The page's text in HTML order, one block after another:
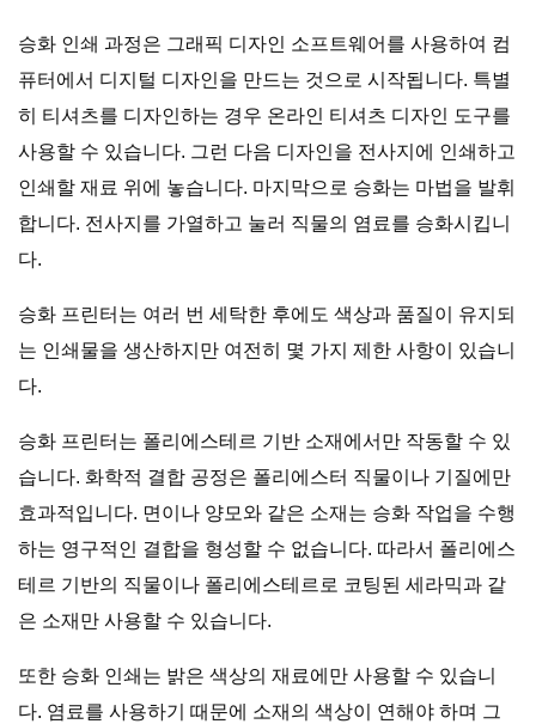
승화 인쇄 과정은 그래픽 디자인 소프트웨어를 사용하여 컴
퓨터에서 디지털 디자인을 만드는 것으로 시작됩니다. 특별
히 티셔츠를 디자인하는 경우 온라인 티셔츠 디자인 도구를
사용할 수 있습니다. 그런 다음 디자인을 전사지에 인쇄하고
인쇄할 재료 위에 놓습니다. 마지막으로 승화는 마법을 발휘
합니다. 전사지를 가열하고 눌러 직물의 염료를 승화시킵니
다.
승화 프린터는 여러 번 세탁한 후에도 색상과 품질이 유지되
는 인쇄물을 생산하지만 여전히 몇 가지 제한 사항이 있습니
다.
승화 프린터는 폴리에스테르 기반 소재에서만 작동할 수 있
습니다. 화학적 결합 공정은 폴리에스터 직물이나 기질에만
효과적입니다. 면이나 양모와 같은 소재는 승화 작업을 수행
하는 영구적인 결합을 형성할 수 없습니다. 따라서 폴리에스
테르 기반의 직물이나 폴리에스테르로 코팅된 세라믹과 같
은 소재만 사용할 수 있습니다.
또한 승화 인쇄는 밝은 색상의 재료에만 사용할 수 있습니
다. 염료를 사용하기 때문에 소재의 색상이 연해야 하며 그